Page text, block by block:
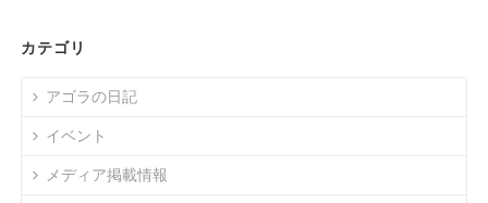
カテゴリ
アゴラの日記
イベント
メディア掲載情報